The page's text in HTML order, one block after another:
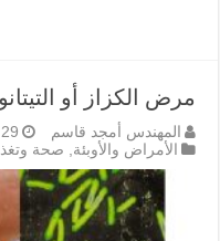
مرض الكزاز أو
المهندس أمجد قاسم
29 أبريل، 2021
الأمراض والأوبئة
صحة